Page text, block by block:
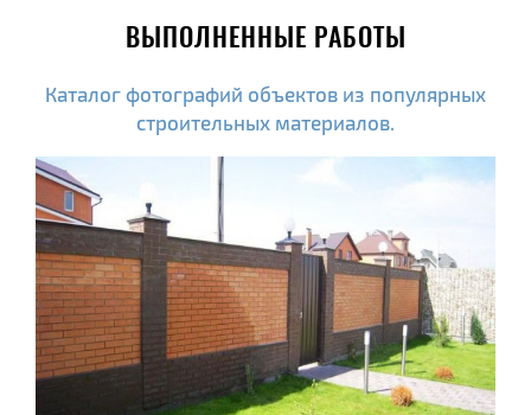
ВЫПОЛНЕННЫЕ РАБОТЫ
Каталог фотографий объектов из популярных
строительных материалов.